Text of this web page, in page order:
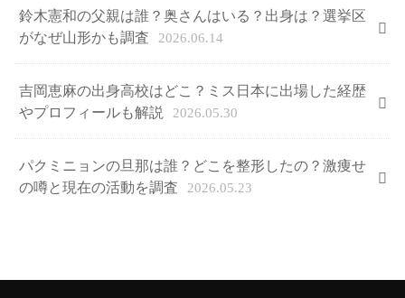
鈴木憲和の父親は誰？奥さんはいる？出身は？選挙区
がなぜ山形かも調査
2026.06.14
吉岡恵麻の出身高校はどこ？ミス日本に出場した経歴
やプロフィールも解説
2026.05.30
パクミニョンの旦那は誰？どこを整形したの？激痩せ
の噂と現在の活動を調査
2026.05.23